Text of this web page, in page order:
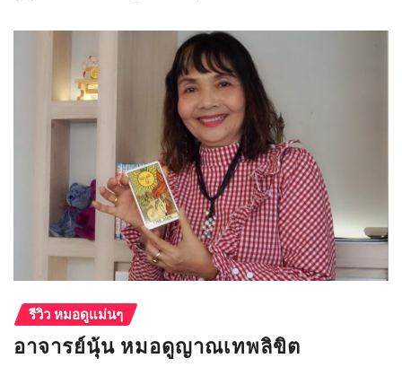
รีวิว หมอดูแม่นๆ
อาจารย์นุ้น หมอดูญาณเทพลิขิต